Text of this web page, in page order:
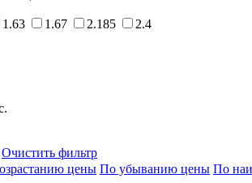
1.63 1.67 2.185
2.4
Очистить фильтр
цены По убыванию цены По